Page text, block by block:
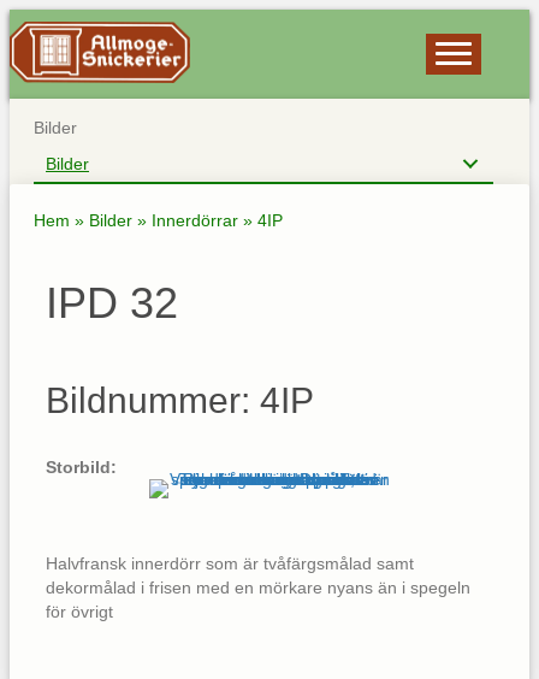
Bilder
Bilder
Hem » Bilder » Innerdörrar » 4IP
IPD 32
Bildnummer: 4IP
Storbild:
Halvfransk innerdörr som är tvåfärgsmålad samt
dekormålad i frisen med en mörkare nyans än i spegeln
för övrigt